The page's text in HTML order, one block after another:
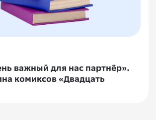
важный для нас партнёр».
комиксов «Двадцать